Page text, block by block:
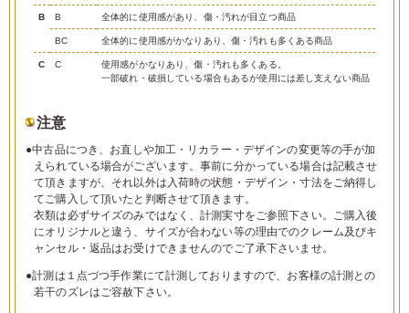
B B 全体的に使用感があり、傷・汚れが目立つ商品
BC 全体的に使用感がかなりあり、傷・汚れも多くある商品
C C
使用感がかなりあり、傷・汚れも多くある。
一部破れ・破損している場合もあるが使用には差し支えない商品
注意
●中古品につき、お直しや加工・リカラー・デザインの変更等の手が加
えられている場合がございます。事前に分かっている場合は記載させ
て頂きますが、それ以外は入荷時の状態・デザイン・寸法をご納得し
てご購入して頂いたと判断させて頂きます。
衣類は必ずサイズのみではなく、計測実寸をご参照下さい。ご購入後
にオリジナルと違う、サイズが合わない等の理由でのクレーム及びキ
ャンセル・返品はお受けできませんのでご了承下さいませ。
●計測は１点づつ手作業にて計測しておりますので、お客様の計測との
若干のズレはご容赦下さい。